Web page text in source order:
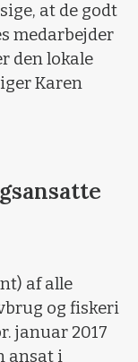
at de godt
medarbejder
den lokale
Karen
af alle
og fiskeri
januar 2017
ansat i